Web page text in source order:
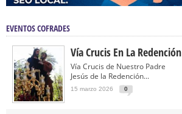
EVENTOS COFRADES
Vía Crucis En La Redención
Vía Crucis de Nuestro Padre
Jesús de la Redención...
15 marzo 2026 0